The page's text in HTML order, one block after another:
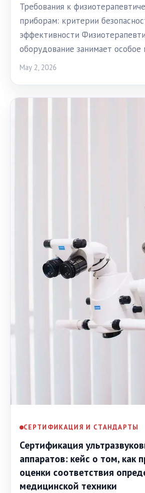
Требования к
приборам: критерии
эффективности
оборудование занимает
May 2, 2026
СЕРТИФИКАЦИЯ И СТАНДАРТЫ
Сертификация
аппаратов: кейс о том, как
оценки соответствия
медицинской техники